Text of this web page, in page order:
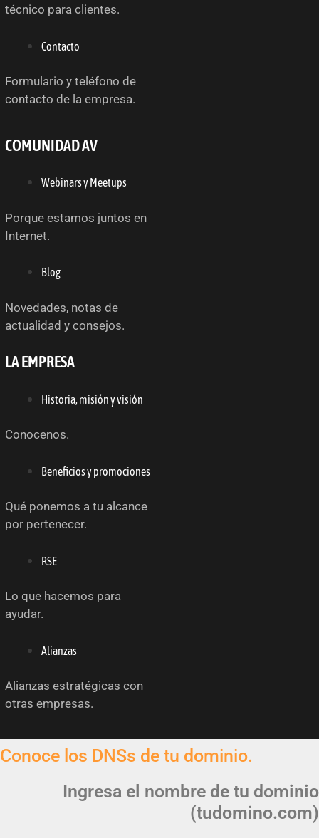
técnico para clientes.
Contacto
Formulario y teléfono de
contacto de la empresa.
COMUNIDAD AV
Webinars y Meetups
Porque estamos juntos en
Internet.
Blog
Novedades, notas de
actualidad y consejos.
LA EMPRESA
Historia, misión y visión
Conocenos.
Beneficios y promociones
Qué ponemos a tu alcance
por pertenecer.
RSE
Lo que hacemos para
ayudar.
Alianzas
Alianzas estratégicas con
otras empresas.
Conoce los DNSs de tu dominio.
Ingresa el nombre de tu dominio
(tudomino.com)